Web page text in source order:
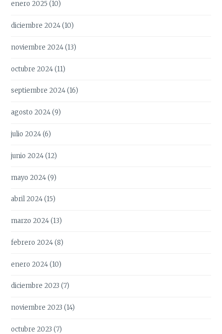
enero 2025 (10)
diciembre 2024(10)
noviembre 2024(13)
octubre 2024(11)
septiembre 2024(16)
agosto 2024(9)
julio 2024(6)
junio 2024(12)
mayo 2024(9)
abril 2024(15)
marzo 2024(13)
febrero 2024(8)
enero 2024(10)
diciembre 2023 (7)
noviembre 2023 (14)
octubre 2023 (7)